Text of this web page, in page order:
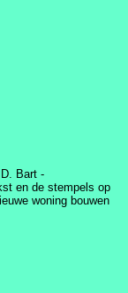
Bart -
en de stempels op
woning bouwen